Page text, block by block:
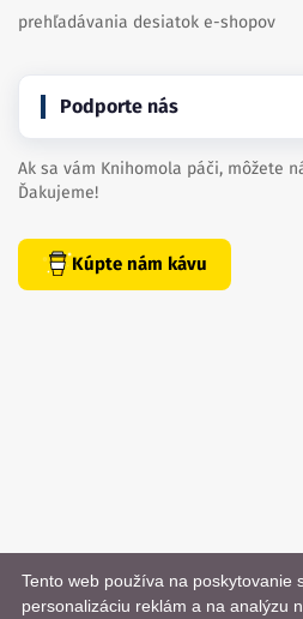
prehľadávania desiatok e-shopov
Podporte nás
Ak sa vám Knihomola páči, môžete
Ďakujeme!
Kúpte nám kávu
created bydanielhrenak.sk
Tento web používa na poskytovanie
personalizáciu reklám a na analýzu